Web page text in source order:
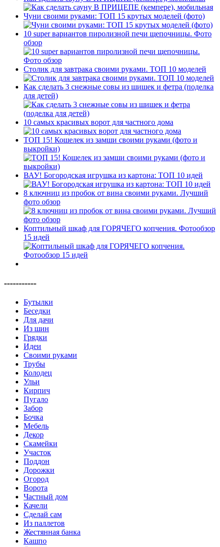
Чуни своими руками: ТОП 15 крутых моделей (фото)
10 super вариантов пиролизной печи щепочницы. Фото
обзор
Столик для завтрака своими руками. ТОП 10 моделей
Как сделать 3 снежные совы из шишек и фетра (поделка
для детей)
10 самых красивых ворот для частного дома
ТОП 15! Кошелек из замши своими руками (фото и
выкройки)
ВАУ! Богородская игрушка из картона: ТОП 10 идей
8 ключниц из пробок от вина своими руками. Лучший
фото обзор
Коптильный шкаф для ГОРЯЧЕГО копчения. Фотообзор
15 идей
-----------
Бутылки
Беседки
Для дачи
Из шин
Грядки
Идеи
Своими руками
Трубы
Колодец
Ульи
Кирпич
Пугало
Забор
Бочка
Мебель
Декор
Скамейки
Участок
Поддон
Дорожки
Огород
Ворота
Частный дом
Качели
Сделай сам
Из паллетов
Жестянная банка
Кашпо